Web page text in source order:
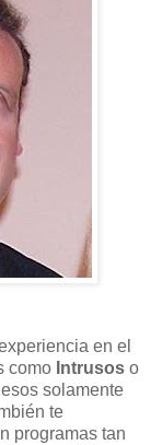
en el
como Intrusos o
solamente
te
programas tan